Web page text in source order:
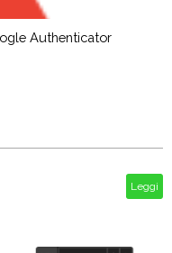
Authenticator
Leggi